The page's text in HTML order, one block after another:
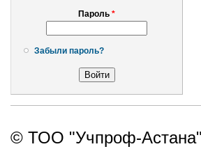
Пароль *
Забыли пароль?
© ТОО "Учпроф-